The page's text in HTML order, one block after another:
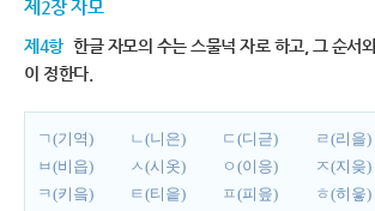
제2장 자모
제4항 한글 자모의 수는 스물넉 자로 하고, 그 순서
이 정한다.
ㄱ(기역) ㄴ(니은) ㄷ(디귿) ㄹ(리을)
ㅂ(비읍)
ㅅ(시옷) ㅇ(이응) ㅈ(지읒)
ㅋ(키읔)
ㅌ(티읕) ㅍ(피읖)
ㅎ(히읗)